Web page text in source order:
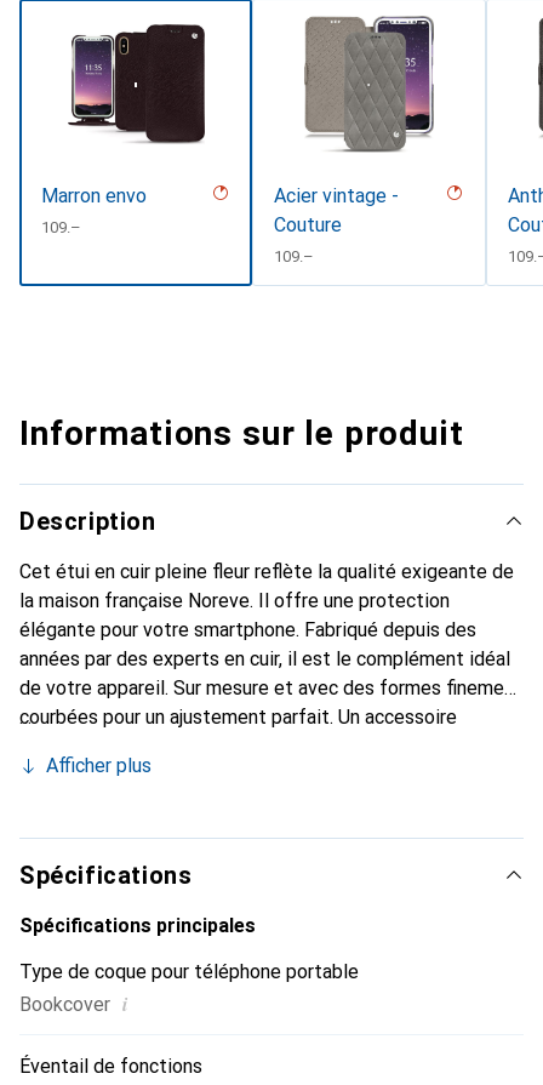
Marron envo
CHF
109.–
Acier vintage -
Couture
CHF
109.– CHF
Informations sur le produit
Description
Cet étui en cuir pleine fleur reflète la qualité exigeante de
la maison française Noreve. Il offre une protection
élégante pour votre smartphone. Fabriqué depuis des
années par des experts en cuir, il est le complément idéal
de votre appareil. Sur mesure et avec des formes finement
courbées pour un ajustement parfait. Un accessoire
marque Noreve est reconnue internationalement pour ses
choix pour le client exigeant.
Afficher plus
Spécifications
Spécifications principales
Type de coque pour téléphone portable
Bookcover i
Éventail de fonctions